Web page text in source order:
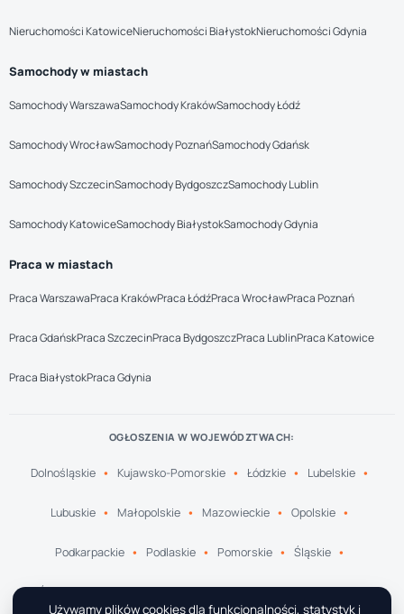
Nieruchomości KatowiceNieruchomości BiałystokNieruchomości Gdynia
Samochody w miastach
Samochody WarszawaSamochody KrakówSamochody Łódź
Samochody WrocławSamochody PoznańSamochody Gdańsk
Samochody SzczecinSamochody BydgoszczSamochody Lublin
Samochody KatowiceSamochody BiałystokSamochody Gdynia
Praca w miastach
Praca WarszawaPraca KrakówPraca ŁódźPraca WrocławPraca Poznań
Praca GdańskPraca SzczecinPraca BydgoszczPraca LublinPraca Katowice
Praca BiałystokPraca Gdynia
OGŁOSZENIA W WOJEWÓDZTWACH:
Dolnośląskie Kujawsko-Pomorskie Łódzkie Lubelskie
Lubuskie Małopolskie Mazowieckie Opolskie
Podkarpackie Podlaskie Pomorskie Śląskie
Świętokrzyskie Warmińsko-Mazurskie Wielkopolskie
Używamy plików cookies dla funkcjonalności, statystyk i